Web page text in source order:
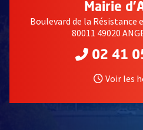
Mairie
Boulevard de la
80011 49020
02 41
Voir les